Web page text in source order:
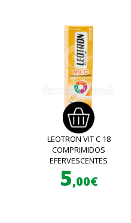
LEOTRON VIT C 18
COMPRIMIDOS
EFERVESCENTES
5,00€